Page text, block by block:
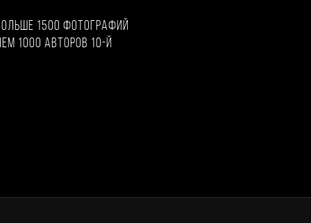
1500 фотографий
1000 авторов 10-й